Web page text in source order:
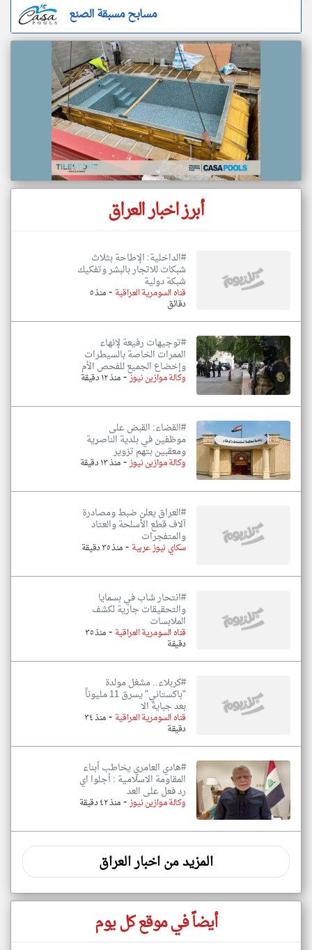
مسابح مسبقة الصنع
أبرز اخبار العراق
#الداخلية: الإطاحة بثلاث
شبكات للاتجار بالبشر وتفكيك
شبكة دولية
قناه السومرية العراقية - منذ ٥
دقائق
#توجيهات رفيعة لإنهاء
الممرات الخاصة بالسيطرات
وإخضاع الجميع للفحص الأم
وكالة موازين نيوز-منذ ١٢ دقيقة
#القضاء: القبض على
موظفين في بلدية الناصرية
ومعقبين بتهم تزوير
وكالة موازين نيوز-منذ ١٣ دقيقة
#العراق يعلن ضبط ومصادرة
آلاف قطع الأسلحة والعتاد
والمتفجرات
سكاي نيوز عربية -منذ ٣٥ دقيقة
#انتحار شاب في بسمايا
والتحقيقات جارية لكشف
الملابسات
قناه السومرية العراقية - منذ ٣٥
دقيقة
#كربلاء.. مشغل مولدة
"باكستاني" يسرق 11 مليوناً
بعد جباية الا
قناه السومرية العراقية - منذ ٣٤
دقيقة
#هادي العامري يخاطب أبناء
المقاومة الاسلامية : أجلوا اي
رد فعل على العد
وكالة موازين نيوز-منذ ٤٢ دقيقة
المزيد من اخبار العراق
أيضاً في موقع كل يوم